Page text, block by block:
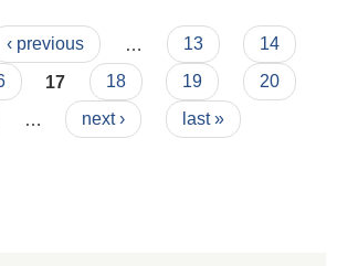
‹ previous 13
14
17 18 19
20
next › last »